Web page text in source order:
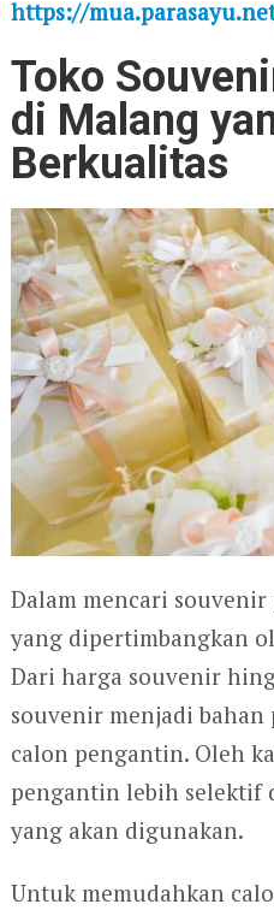
https://
Toko
di Malang
Berkualitas
Dalam mencari
yang dipertimbangkan
Dari harga souvenir
souvenir menjadi
calon pengantin. Oleh
pengantin lebih selektif
yang akan digunakan.
Untuk memudahkan